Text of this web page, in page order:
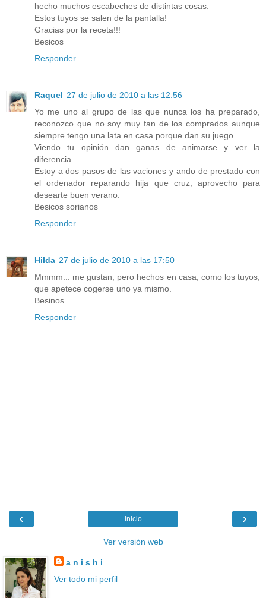
hecho muchos escabeches de distintas cosas.
Estos tuyos se salen de la pantalla!
Gracias por la receta!!!
Besicos
Responder
Raquel 27 de julio de 2010 a las 12:56
Yo me uno al grupo de las que nunca los ha preparado,
reconozco que no soy muy fan de los comprados aunque
siempre tengo una lata en casa porque dan su juego.
Viendo tu opinión dan ganas de animarse y ver la
diferencia.
Estoy a dos pasos de las vaciones y ando de prestado con
el ordenador reparando hija que cruz, aprovecho para
desearte buen verano.
Besicos sorianos
Responder
Hilda 27 de julio de 2010 a las 17:50
Mmmm... me gustan, pero hechos en casa, como los tuyos,
que apetece cogerse uno ya mismo.
Besinos
Responder
‹ ›
Inicio
Ver versión web
a n i s h i
Ver todo mi perfil